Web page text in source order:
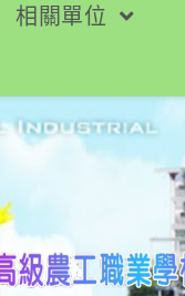
相關單位